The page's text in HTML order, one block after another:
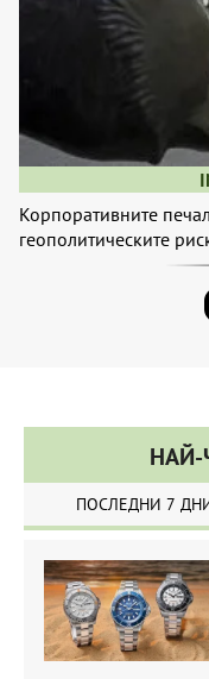
Корпоративните
геополитическите
НАЙ-
ПОСЛЕДНИ 7